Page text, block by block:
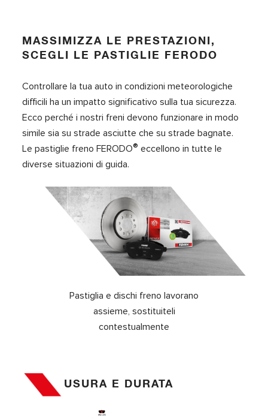
MASSIMIZZA LE PRESTAZIONI,
SCEGLI LE PASTIGLIE FERODO
Controllare la tua auto in condizioni meteorologiche
difficili ha un impatto significativo sulla tua sicurezza.
Ecco perché i nostri freni devono funzionare in modo
simile sia su strade asciutte che su strade bagnate.
Le pastiglie freno FERODO® eccellono in tutte le
diverse situazioni di guida.
Pastiglia e dischi freno lavorano
assieme, sostituiteli
contestualmente
USURA E DURATA